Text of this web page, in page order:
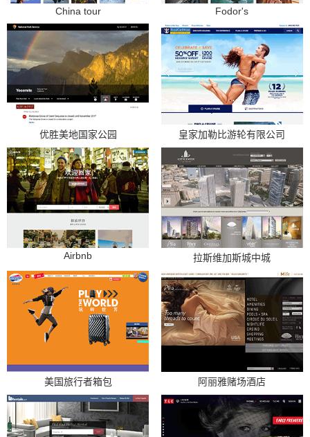
China tour Fodor's
优胜美地国家公园 皇家加勒比游轮有限公司
Airbnb 拉斯维加斯城中城
美国旅行者箱包 阿丽雅赌场酒店